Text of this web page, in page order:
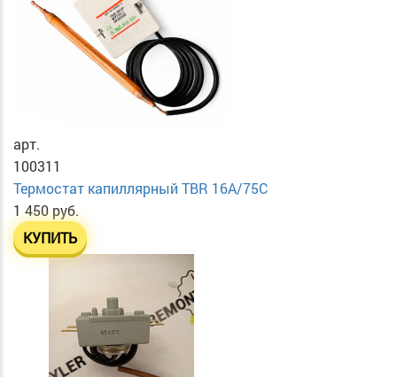
арт.
100311
Термостат капиллярный TBR 16A/75C
1 450 руб.
КУПИТЬ